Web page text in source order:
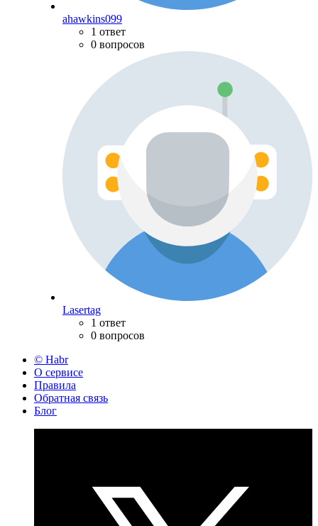
ahawkins099
1 ответ
0 вопросов
Lasertag
1 ответ
0 вопросов
© Habr
О сервисе
Правила
Обратная связь
Блог